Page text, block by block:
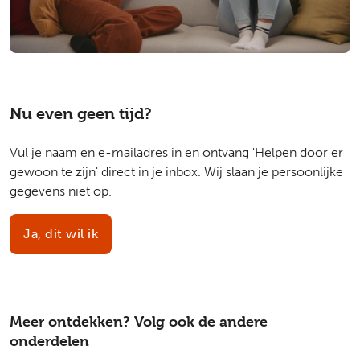
Nu even geen tijd?
Vul je naam en e-mailadres in en ontvang 'Helpen door er
gewoon te zijn' direct in je inbox. Wij slaan je persoonlijke
gegevens niet op.
Ja, dit wil ik
Meer ontdekken? Volg ook de andere
onderdelen